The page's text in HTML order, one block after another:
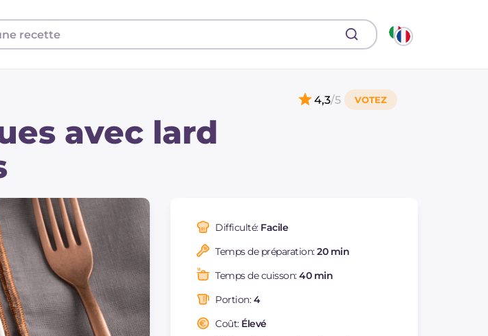
avec lard
4,3/5
Difficulté: Facile
Temps de préparation:20 min
Temps de cuisson:40 min
Portion:4
Coût: Élevé